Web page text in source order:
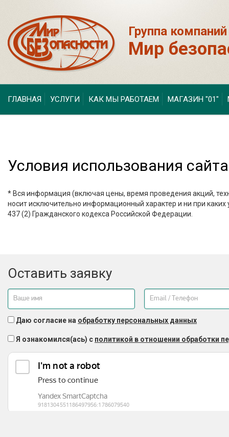
Группа компаний
Мир
ГЛАВНАЯ УСЛУГИ КАК МЫ РАБОТАЕМ МАГАЗИН "01"
Условия использования сайта
* Вся информация (включая цены, время проведения акций,
носит исключительно информационный характер и ни при
437 (2) Гражданского кодекса Российской Федерации.
Оставить заявку
Даю согласие на обработку персональных данных
Я ознакомился(ась) с политикой в отношении обработки